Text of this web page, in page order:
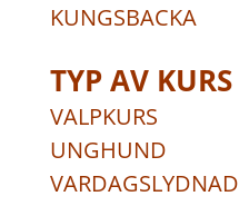
KUNGSBACKA
TYP AV KURS
VALPKURS
UNGHUND
VARDAGSLYDNAD